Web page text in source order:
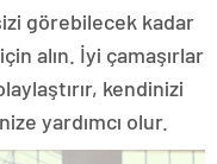
görebilecek kadar
alın. İyi çamaşırlar
kendinizi
yardımcı olur.